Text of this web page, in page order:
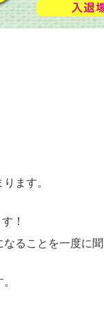
ます。
！
ることを一度に